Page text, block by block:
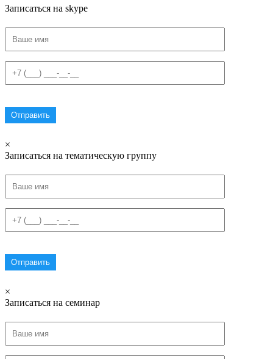
Записаться на skype
×
Записаться на тематическую группу
×
Записаться на семинар